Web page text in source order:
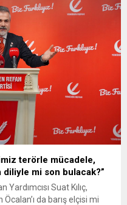
terörle mücadele,
diliyle mi son bulacak?”
Suat Kılıç,
da barış elçisi mi